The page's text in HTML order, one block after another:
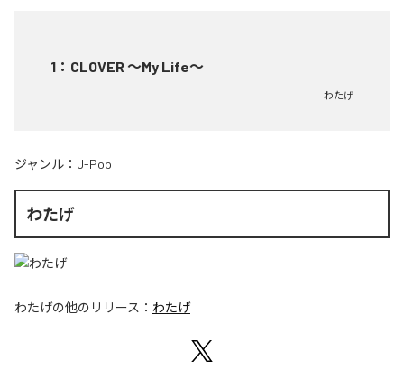
1 ： CLOVER ～My Life～
わたげ
ジャンル： J-Pop
わたげ
わたげの他のリリース： わたげ